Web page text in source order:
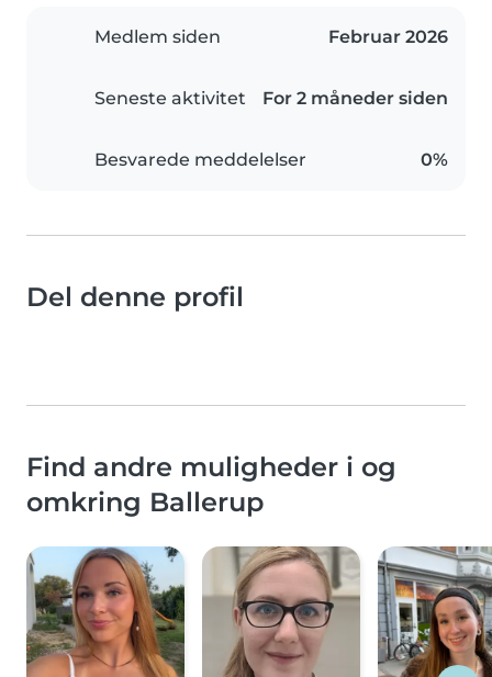
Medlem siden Februar 2026
Seneste aktivitet For 2 måneder siden
Besvarede meddelelser 0%
Del denne profil
Find andre muligheder i og
omkring Ballerup